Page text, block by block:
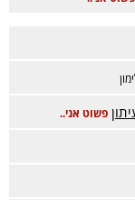
פשוט אני..